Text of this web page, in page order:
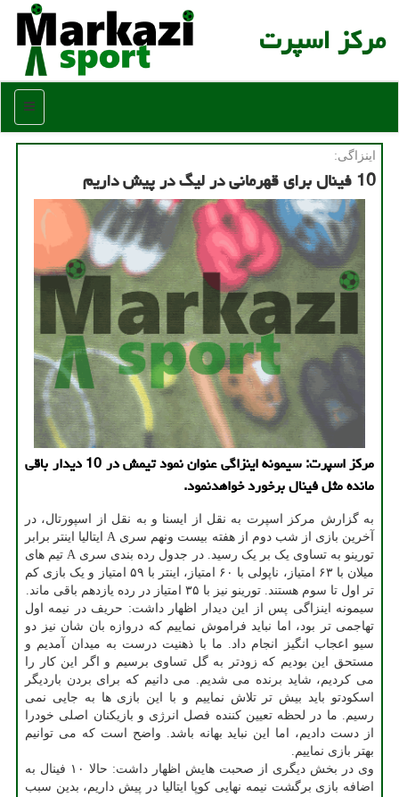
مركز اسپرت
منو
اینزاگی:
10 فینال برای قهرمانی در لیگ در پیش داریم
مرکز اسپرت: سیمونه اینزاگی عنوان نمود تیمش در 10 دیدار باقی
مانده مثل فینال برخورد خواهدنمود.
به گزارش مرکز اسپرت به نقل از ایسنا و به نقل از اسپورتال، در
آخرین بازی از شب دوم از هفته بیست ونهم سری A ایتالیا اینتر برابر
تورینو به تساوی یک بر یک رسید. در جدول رده بندی سری A تیم های
میلان با ۶۳ امتیاز، ناپولی با ۶۰ امتیاز، اینتر با ۵۹ امتیاز و یک بازی کم
تر اول تا سوم هستند. تورینو نیز با ۳۵ امتیاز در رده یازدهم باقی ماند.
سیمونه اینزاگی پس از این دیدار اظهار داشت: حریف در نیمه اول
تهاجمی تر بود، اما نباید فراموش نماییم که دروازه بان شان نیز دو
سیو اعجاب انگیز انجام داد. ما با ذهنیت درست به میدان آمدیم و
مستحق این بودیم که زودتر به گل تساوی برسیم و اگر این کار را
می کردیم، شاید برنده می شدیم. می دانیم که برای بردن باردیگر
اسکودتو باید بیش تر تلاش نماییم و با این بازی ها به جایی نمی
رسیم. ما در لحظه تعیین کننده فصل انرژی و بازیکنان اصلی خودرا
از دست دادیم، اما این نباید بهانه باشد. واضح است که می توانیم
بهتر بازی نماییم.
وی در بخش دیگری از صحبت هایش اظهار داشت: حالا ۱۰ فینال به
اضافه بازی برگشت نیمه نهایی کوپا ایتالیا در پیش داریم، بدین سبب